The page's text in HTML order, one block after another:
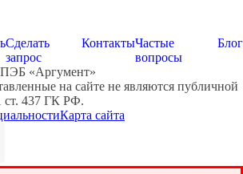
Сделать
запрос
КонтактыЧастые
вопросы
Блог
«Аргумент»
на сайте не являются публичной
ст. 437 ГК РФ.
Карта сайта